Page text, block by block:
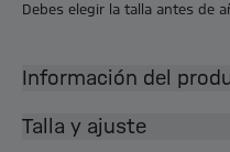
Debes elegir la talla antes de
Información del
Talla y ajuste